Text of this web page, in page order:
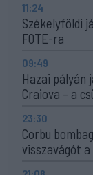
11:24
Székelyföldi
FOTE-ra
09:49
Hazai pályán
Craiova – a
23:30
Corbu
visszavágót